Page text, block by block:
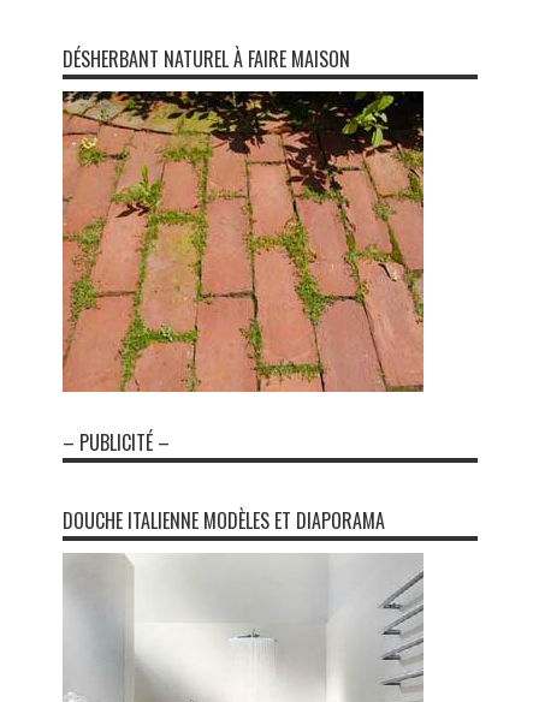
DÉSHERBANT NATUREL À FAIRE MAISON
– PUBLICITÉ –
DOUCHE ITALIENNE MODÈLES ET DIAPORAMA